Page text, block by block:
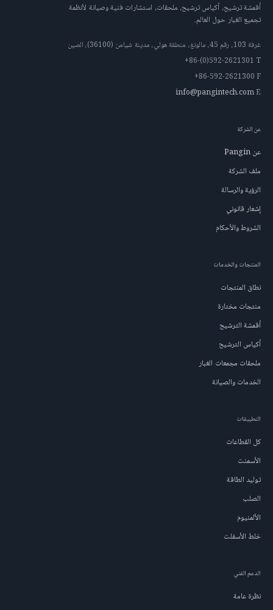
أقمشة ترشيح، أكياس ترشيح، ملحقات، استشارات فنية وصيانة لأنظمة
تجميع الغبار حول العالم.
غرفة 103، رقم 45، مالونغ، منطقة هولي، مدينة شيامن (36100)، الصين
T
+86-(0)592-2621301
F
+86-592-2621300
E
info@pangintech.com
عن الشركة
عن Pangin
ملف الشركة
الرؤية والرسالة
إشعار قانوني
الشروط والأحكام
المنتجات والخدمات
نطاق المنتجات
منتجات مختارة
أقمشة الترشيح
أكياس الترشيح
ملحقات مجمعات الغبار
الخدمات والصيانة
التطبيقات
كل القطاعات
الأسمنت
توليد الطاقة
الصلب
الألمنيوم
خلط الأسفلت
الدعم الفني
نظرة عامة